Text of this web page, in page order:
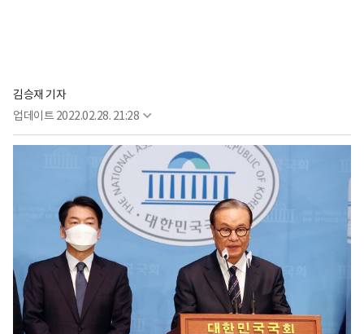
김승재 기자
업데이트 2022.02.28. 21:28